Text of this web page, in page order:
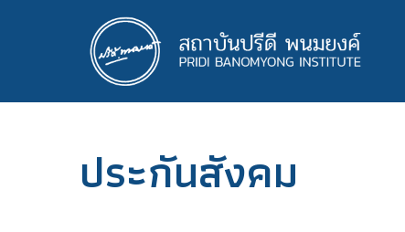
ประกันสังคม